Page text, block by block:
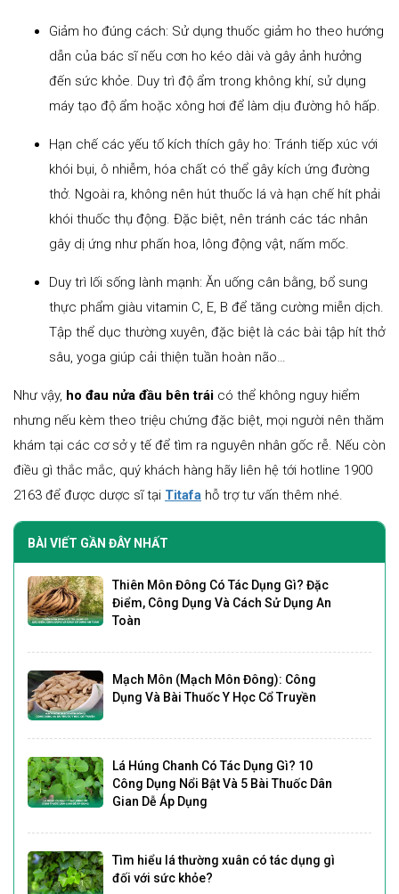
Giảm ho đúng cách: Sử dụng thuốc giảm ho theo hướng
dẫn của bác sĩ nếu cơn ho kéo dài và gây ảnh hưởng
đến sức khỏe. Duy trì độ ẩm trong không khí, sử dụng
máy tạo độ ẩm hoặc xông hơi để làm dịu đường hô hấp.
Hạn chế các yếu tố kích thích gây ho: Tránh tiếp xúc với
khói bụi, ô nhiễm, hóa chất có thể gây kích ứng đường
thở. Ngoài ra, không nên hút thuốc lá và hạn chế hít phải
khói thuốc thụ động. Đặc biệt, nên tránh các tác nhân
gây dị ứng như phấn hoa, lông động vật, nấm mốc.
Duy trì lối sống lành mạnh: Ăn uống cân bằng, bổ sung
thực phẩm giàu vitamin C, E, B để tăng cường miễn dịch.
Tập thể dục thường xuyên, đặc biệt là các bài tập hít thở
sâu, yoga giúp cải thiện tuần hoàn não…
Như vậy, ho đau nửa đầu bên trái có thể không nguy hiểm
nhưng nếu kèm theo triệu chứng đặc biệt, mọi người nên thăm
khám tại các cơ sở y tế để tìm ra nguyên nhân gốc rễ. Nếu còn
điều gì thắc mắc, quý khách hàng hãy liên hệ tới hotline 1900
2163 để được dược sĩ tại Titafa hỗ trợ tư vấn thêm nhé.
BÀI VIẾT GẦN ĐÂY NHẤT
Thiên Môn Đông Có Tác Dụng Gì? Đặc
Điểm, Công Dụng Và Cách Sử Dụng An
Toàn
Mạch Môn (Mạch Môn Đông): Công
Dụng Và Bài Thuốc Y Học Cổ Truyền
Lá Húng Chanh Có Tác Dụng Gì? 10
Công Dụng Nổi Bật Và 5 Bài Thuốc Dân
Gian Dễ Áp Dụng
Tìm hiểu lá thường xuân có tác dụng gì
đối với sức khỏe?